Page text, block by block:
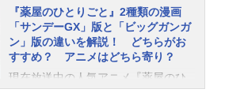
とりごと最新刊（16巻）発売日あら
すじ発売日：2025/05/30価格：836
円（税込）【小説】薬屋のひとりご
と(16)通常版［16巻あらすじ］皇帝
の手術を無事に終えてから半月、季
『薬屋のひとりごと』。WEBで読め
る作品として始まった本作は、現在
ヒーロー文庫で販売されているほ
か、2社でコミカライズされていると
いう異例の作品です。2023年10月か
『薬屋のひとりごと』2種類の漫画
「サンデーGX」版と「ビッグガンガ
ン」版の違いを解説！ どちらがお
すすめ？ アニメはどちら寄り？
現在放送中の人気アニメ『薬屋のひ